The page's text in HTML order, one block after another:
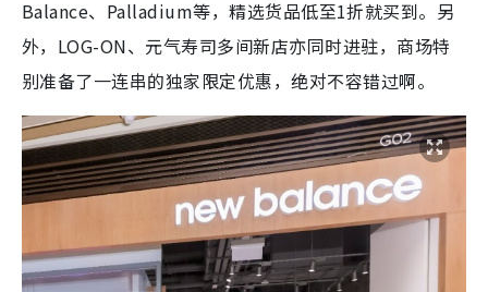
Balance、Palladium等，精选货品低至1折就买到。另
外，LOG-ON、元气寿司多间新店亦同时进驻，商场特
别准备了一连串的独家限定优惠，绝对不容错过啊。